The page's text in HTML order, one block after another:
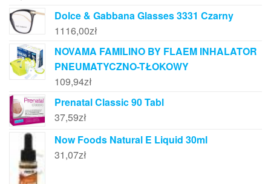
Dolce & Gabbana Glasses 3331 Czarny
1116,00zł
NOVAMA FAMILINO BY FLAEM INHALATOR
PNEUMATYCZNO-TŁOKOWY
109,94zł
Prenatal Classic 90 Tabl
37,59zł
Now Foods Natural E Liquid 30ml
31,07zł